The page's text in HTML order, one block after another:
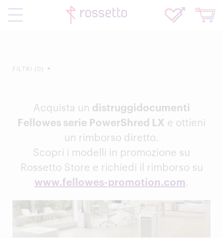
FILTRI 0
Acquista un distruggidocumenti
Fellowes serie PowerShred LX e ottieni
un rimborso diretto.
Scopri i modelli in promozione su
Rossetto Store e richiedi il rimborso su
www.fellowes-promotion.com .